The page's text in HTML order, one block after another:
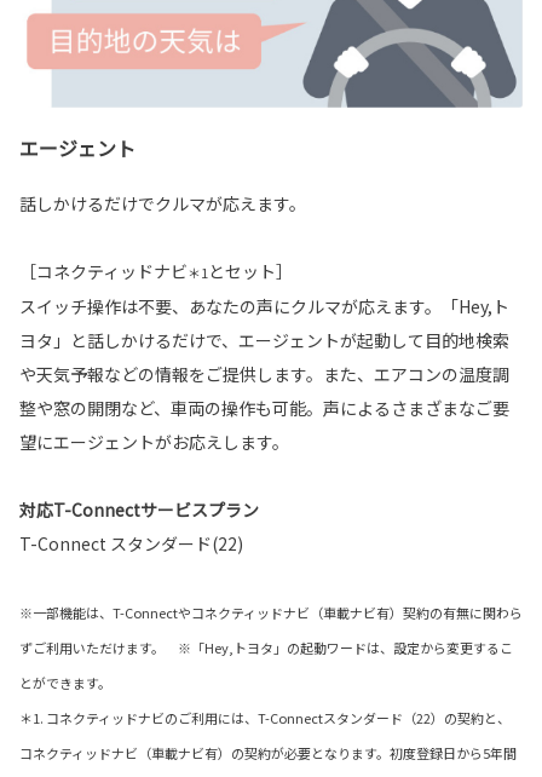
エージェント
話しかけるだけでクルマが応えます。
［コネクティッドナビ＊1とセット］
スイッチ操作は不要、あなたの声にクルマが応えます。「Hey,ト
ヨタ」と話しかけるだけで、エージェントが起動して目的地検索
や天気予報などの情報をご提供します。また、エアコンの温度調
整や窓の開閉など、車両の操作も可能。声によるさまざまなご要
望にエージェントがお応えします。
対応T-Connectサービスプラン
T-Connect スタンダード(22)
※一部機能は、T-Connectやコネクティッドナビ（車載ナビ有）契約の有無に関わら
ずご利用いただけます。 ※「Hey,トヨタ」の起動ワードは、設定から変更するこ
とができます。
＊1. コネクティッドナビのご利用には、T-Connectスタンダード（22）の契約と、
コネクティッドナビ（車載ナビ有）の契約が必要となります。初度登録日から5年間